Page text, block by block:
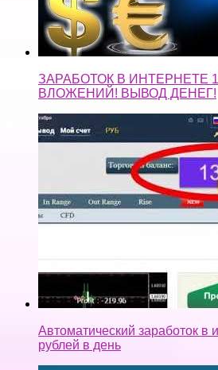
Автоматический заработок в